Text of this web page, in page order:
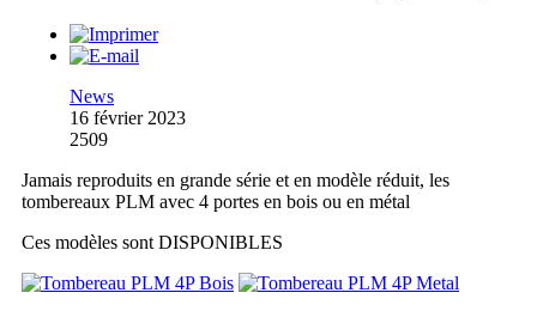
News
16 février 2023
2509
Jamais reproduits en grande série et en modèle réduit, les
tombereaux PLM avec 4 portes en bois ou en métal
Ces modèles sont DISPONIBLES